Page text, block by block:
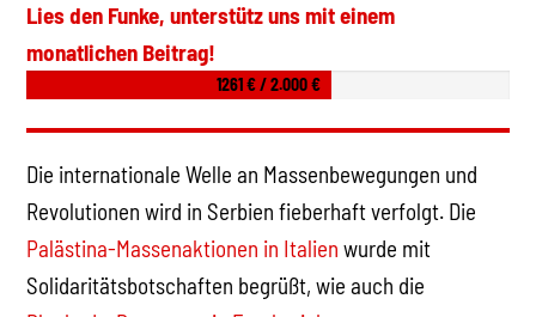
Lies den Funke, unterstütz uns mit einem
monatlichen Beitrag!
1261 € / 2.000 €
Die internationale Welle an Massenbewegungen und
Revolutionen wird in Serbien fieberhaft verfolgt. Die
Palästina-Massenaktionen in Italien wurde mit
Solidaritätsbotschaften begrüßt, wie auch die